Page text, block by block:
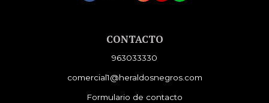
CONTACTO
963033330
comercial1@heraldosnegros.com
Formulario de contacto